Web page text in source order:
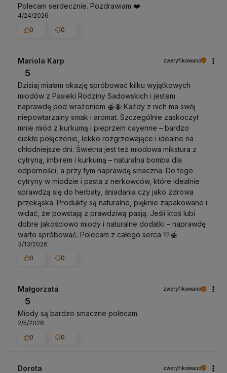
Polecam serdecznie. Pozdrawiam ❤️
4/24/2026
0
0
Mariola Karp zweryfikowano
5
Dzisiaj miałam okazję spróbować kilku wyjątkowych
miodów z Pasieki Rodziny Sadowskich i jestem
naprawdę pod wrażeniem 🍯🐝 Każdy z nich ma swój
niepowtarzalny smak i aromat. Szczególnie zaskoczył
mnie miód z kurkumą i pieprzem cayenne – bardzo
ciekłe połączenie, lekko rozgrzewające i idealne na
chłodniejsze dni. Świetna jest też miodowa mikstura z
cytryną, imbirem i kurkumą – naturalna bomba dla
odporności, a przy tym naprawdę smaczna. Do tego
cytryny w miodzie i pasta z nerkowców, które idealnie
sprawdzą się do herbaty, śniadania czy jako zdrowa
przekąska. Produkty są naturalne, pięknie zapakowane i
widać, że powstają z prawdziwą pasją. Jeśli ktoś lubi
dobre jakościowo miody i naturalne dodatki – naprawdę
warto spróbować. Polecam z całego serca 💛🍯
3/13/2026
0
0
Małgorzata zweryfikowano
5
Miody są bardzo smaczne polecam
2/5/2026
0
0
Dorota zweryfikowano